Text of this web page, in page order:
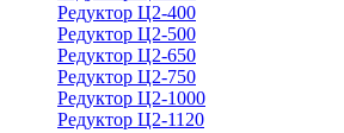
Редуктор Ц2-400
Редуктор Ц2-500
Редуктор Ц2-650
Редуктор Ц2-750
Редуктор Ц2-1000
Редуктор Ц2-1120